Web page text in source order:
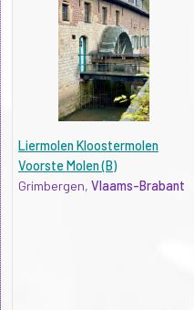
Liermolen Kloostermolen
Voorste Molen (B)
Grimbergen, Vlaams-Brabant